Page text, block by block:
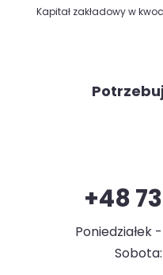
Kapitał zakładowy w
+48
Poniedziałek